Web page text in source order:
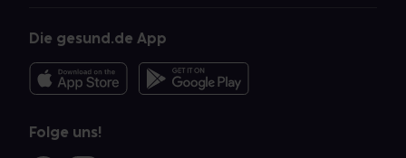
Die gesund.de App
Folge uns!